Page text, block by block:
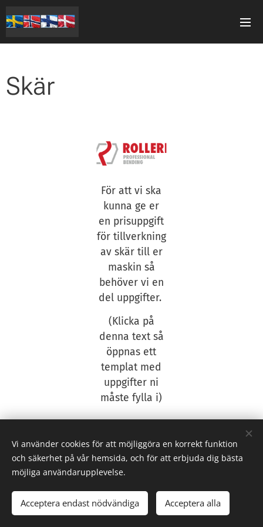
Skär
För att vi ska
kunna ge er
en prisuppgift
för tillverkning
av skär till er
maskin så
behöver vi en
del uppgifter.
(Klicka på
denna text så
öppnas ett
templat med
uppgifter ni
måste fylla i)
© 2016 ATP Verktyg & Maskin AB
Webnode
Vi använder cookies för att möjliggöra en korrekt funktion
och säkerhet på vår hemsida, och för att erbjuda dig bästa
möjliga användarupplevelse.
Acceptera endast nödvändiga Acceptera alla